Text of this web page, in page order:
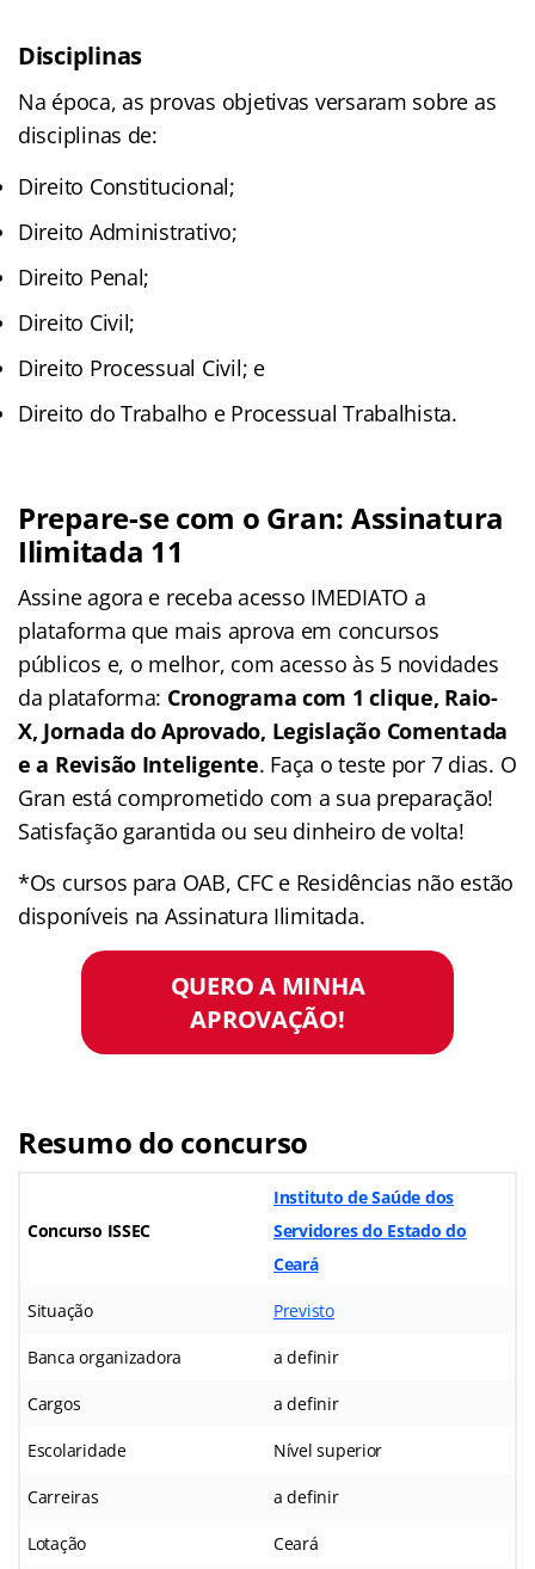
Disciplinas
Na época, as provas objetivas versaram sobre as
disciplinas de:
Direito Constitucional;
Direito Administrativo;
Direito Penal;
Direito Civil;
Direito Processual Civil; e
Direito do Trabalho e Processual Trabalhista.
Prepare-se com o Gran: Assinatura
Ilimitada 11
Assine agora e receba acesso IMEDIATO a
plataforma que mais aprova em concursos
públicos e, o melhor, com acesso às 5 novidades
da plataforma: Cronograma com 1 clique, Raio-
X, Jornada do Aprovado, Legislação Comentada
e a Revisão Inteligente. Faça o teste por 7 dias. O
Gran está comprometido com a sua preparação!
Satisfação garantida ou seu dinheiro de volta!
*Os cursos para OAB, CFC e Residências não estão
disponíveis na Assinatura Ilimitada.
QUERO A MINHA
APROVAÇÃO!
Resumo do concurso
Concurso ISSEC
Instituto de Saúde dos
Servidores do Estado do
Ceará
Situação Previsto
Banca organizadora a definir
Cargos a definir
Escolaridade Nível superior
Carreiras a definir
Lotação Ceará